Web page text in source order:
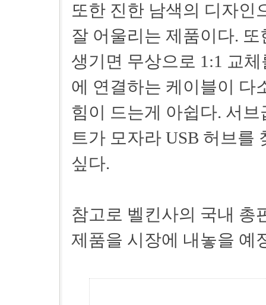
또한 진한 남색의 디자인
잘 어울리는 제품이다.
생기면 무상으로 1:1 교
에 연결하는 케이블이 다
힘이 드는게 아쉽다. 서
트가 모자라 USB 허브를
싶다.
참고로 벨킨사의 국내 총
제품을 시장에 내놓을 예